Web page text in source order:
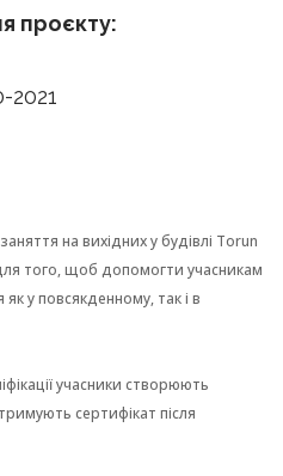
проєкту:
2021
на вихідних у будівлі Torun
того, щоб допомогти учасникам
у повсякденному, так і в
учасники створюють
сертифікат після